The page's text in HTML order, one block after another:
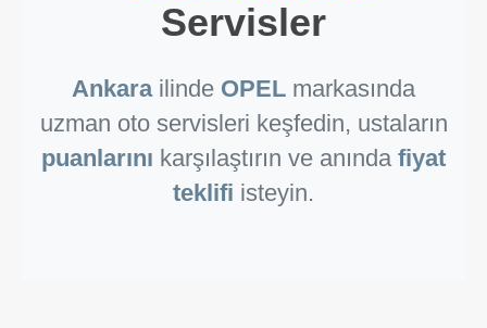
Servisler
Ankarailinde OPEL markasında
uzman oto servisleri keşfedin, ustaların
puanlarını karşılaştırın ve anında fiyat
teklifi isteyin.